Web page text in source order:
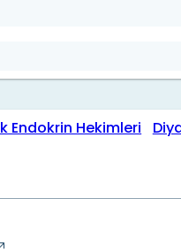
Endokrin Hekimleri